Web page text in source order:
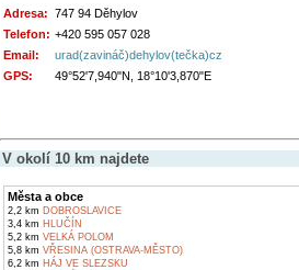
Adresa: 747 94 Děhylov
Telefon: +420 595 057 028
Email:
urad(zavináč)dehylov(tečka)cz
GPS:
49°52'7,940"N, 18°10'3,870"E
V okolí 10 km najdete
Města a obce
2,2 km DOBROSLAVICE
3,4 km HLUČÍN
5,2 km VELKÁ POLOM
5,8 km VŘESINA (OSTRAVA-MĚSTO)
6,2 km HÁJ VE SLEZSKU